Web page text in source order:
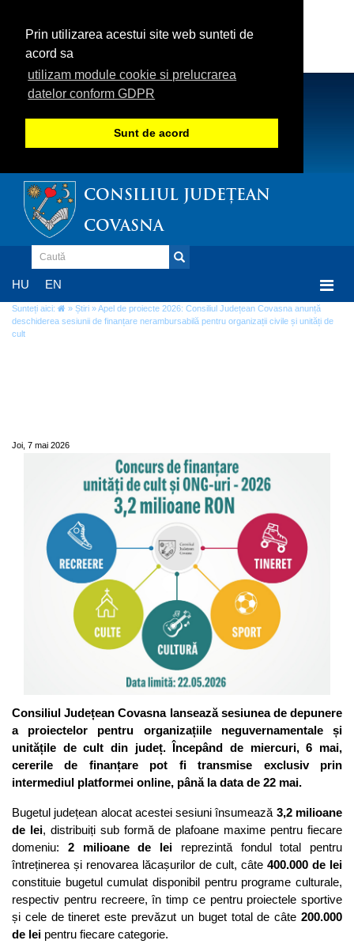
Prin utilizarea acestui site web sunteti de
acord sa
utilizam module cookie si prelucrarea
datelor conform GDPR
Sunt de acord
CONSILIUL JUDEȚEAN
COVASNA
HU EN
Sunteți aici: » Știri » Apel de proiecte 2026: Consiliul Județean Covasna anunță
deschiderea sesiunii de finanțare nerambursabilă pentru organizații civile și unități de
cult
Joi, 7 mai 2026
Consiliul Județean Covasna lansează sesiunea de depunere
a proiectelor pentru organizațiile neguvernamentale și
unitățile de cult din județ. Începând de miercuri, 6 mai,
cererile de finanțare pot fi transmise exclusiv prin
intermediul platformei online, până la data de 22 mai.
Bugetul județean alocat acestei sesiuni însumează 3,2 milioane
de lei, distribuiți sub formă de plafoane maxime pentru fiecare
domeniu: 2 milioane de lei reprezintă fondul total pentru
întreținerea și renovarea lăcașurilor de cult, câte 400.000 de lei
constituie bugetul cumulat disponibil pentru programe culturale,
respectiv pentru recreere, în timp ce pentru proiectele sportive
și cele de tineret este prevăzut un buget total de câte 200.000
de lei pentru fiecare categorie.